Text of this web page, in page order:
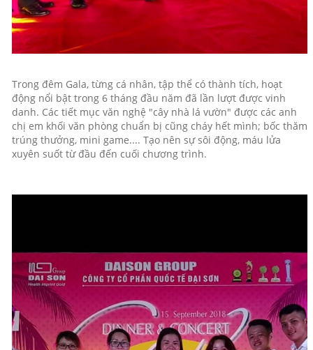
Trong đêm Gala, từng cá nhân, tập thể có thành tích, hoạt
động nổi bật trong 6 tháng đầu năm đã lần lượt được vinh
danh. Các tiết mục văn nghệ "cây nhà lá vườn" được các anh
chị em khối văn phòng chuẩn bị cũng cháy hết mình; bốc thăm
trúng thưởng, mini game.... Tạo nên sự sôi động, máu lửa
xuyên suốt từ đầu đến cuối chương trình.